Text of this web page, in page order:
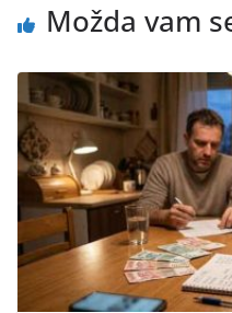
Možda vam